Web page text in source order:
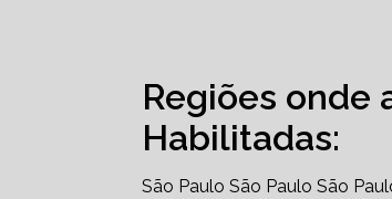
Regiões onde
Habilitadas:
São Paulo São Paulo São